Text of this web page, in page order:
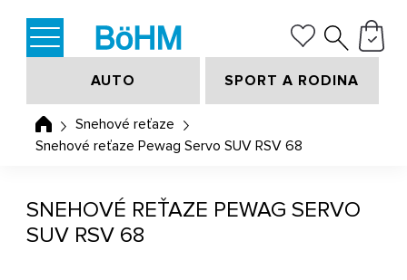
AUTO SPORT A RODINA
Snehové reťaze
Snehové reťaze Pewag Servo SUV RSV 68
SNEHOVÉ REŤAZE PEWAG SERVO
SUV RSV 68